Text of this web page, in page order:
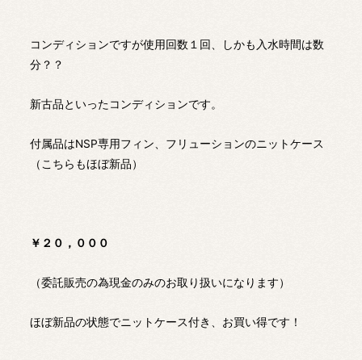
コンディションですが使用回数１回、しかも入水時間は数
分？？
新古品といったコンディションです。
付属品はNSP専用フィン、フリューションのニットケース
（こちらもほぼ新品）
￥２０，０００
（委託販売の為現金のみのお取り扱いになります）
ほぼ新品の状態でニットケース付き、お買い得です！